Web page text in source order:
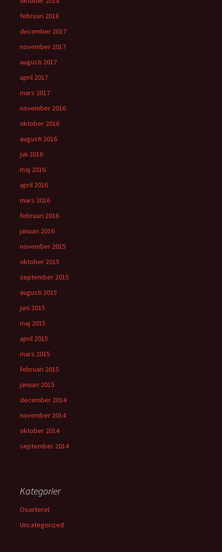
februari 2018
december 2017
november 2017
augusti 2017
april 2017
mars 2017
november 2016
oktober 2016
augusti 2016
juli 2016
maj 2016
april 2016
mars 2016
februari 2016
januari 2016
november 2015
oktober 2015
september 2015
augusti 2015
juni 2015
maj 2015
april 2015
mars 2015
februari 2015
januari 2015
december 2014
november 2014
oktober 2014
september 2014
Kategorier
Osorterat
Uncategorized